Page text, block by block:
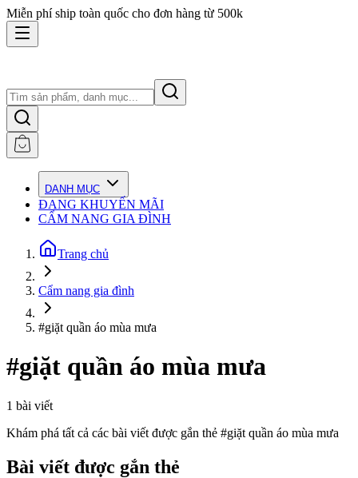
Miễn phí ship toàn quốc cho đơn hàng từ 500k
DANH MỤC
ĐANG KHUYẾN MÃI
CẨM NANG GIA ĐÌNH
Trang chủ
Cẩm nang gia đình
#giặt quần áo mùa mưa
#giặt quần áo mùa mưa
1 bài viết
Khám phá tất cả các bài viết được gắn thẻ #giặt quần áo mùa mưa
Bài viết được gắn thẻ